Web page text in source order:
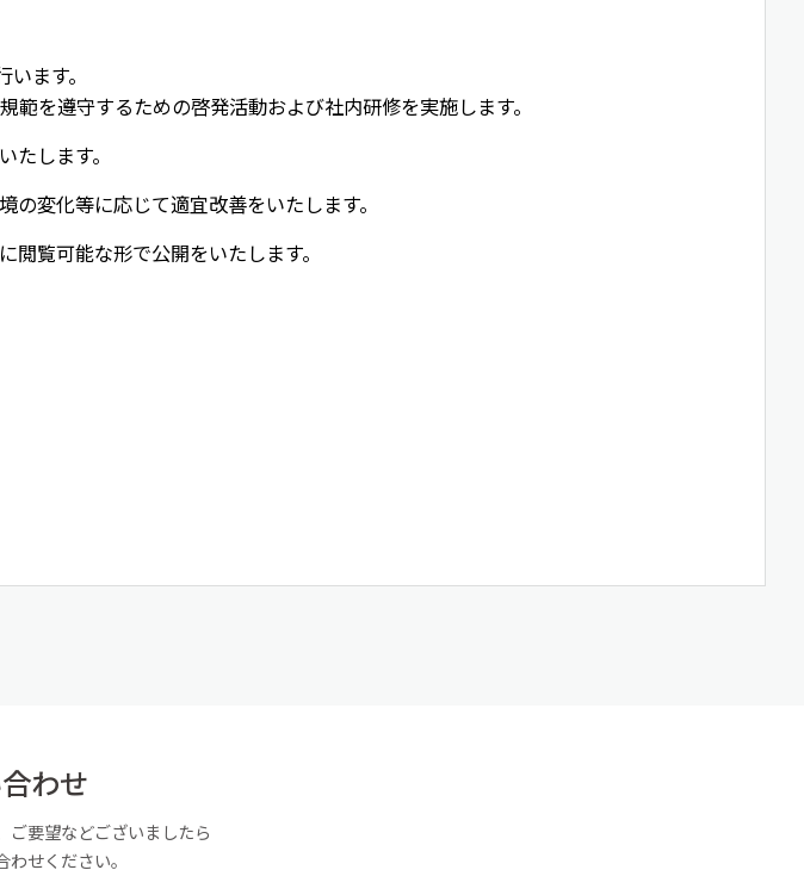
ます。
を遵守するための啓発活動および社内研修を実施します。
します。
変化等に応じて適宜改善をいたします。
覧可能な形で公開をいたします。
わせ
ご要望などございましたら
せください。